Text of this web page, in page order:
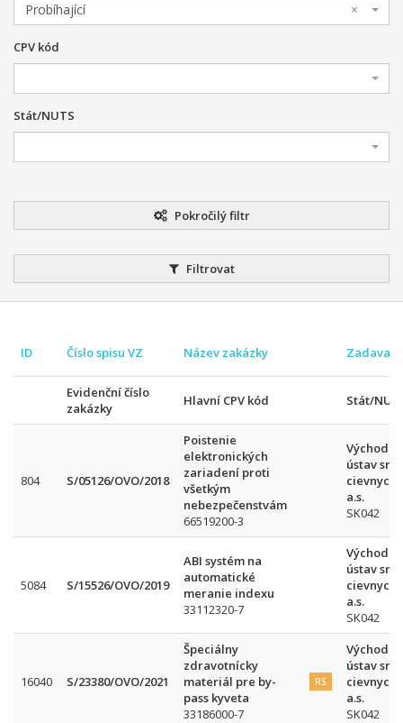
×
Probíhající
CPV kód
Stát/NUTS
Pokročilý filtr
Filtrovat
ID Číslo spisu VZ Název zakázky
Evidenční číslo
zakázky
Hlavní CPV kód Stát/
804 S/05126/OVO/2018
Poistenie
elektronických
zariadení proti
všetkým
nebezpečenstvám
66519200-3
ústav
cievnych
a.s.
SK042
5084 S/15526/OVO/2019
ABI systém na
automatické
meranie indexu
33112320-7
ústav
cievnych
a.s.
SK042
16040 S/23380/OVO/2021
Špeciálny
zdravotnícky
materiál pre by-
pass kyveta
33186000-7
RS
ústav
cievnych
a.s.
SK042